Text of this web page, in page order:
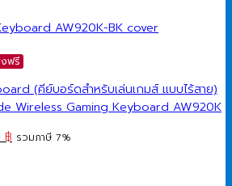
ฟรี
(คีย์บอร์ดสำหรับเล่นเกมส์ แบบไร้สาย)
Wireless Gaming Keyboard AW920K
฿ Current
รวมภาษี 7%